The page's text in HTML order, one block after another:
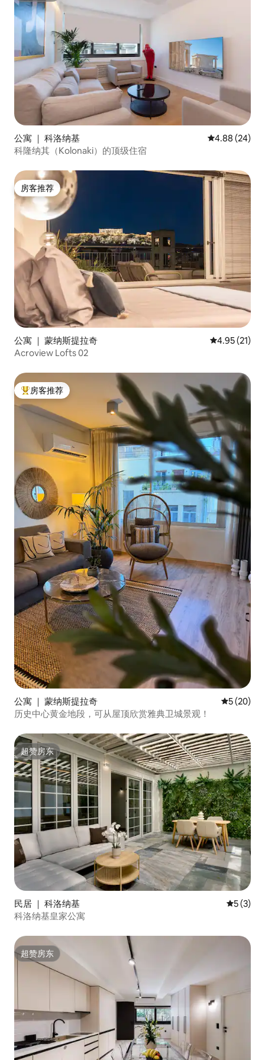
公寓 ｜ 科洛纳基 平均评分 4.88
4.88 (24)
科隆纳其（Kolonaki）的顶级住宿
房客推荐
房客推荐
公寓 ｜ 蒙纳斯提拉奇 平均评分
4.95 (21)
Acroview Lofts 02
热门「房客推荐」
房客推荐
公寓 ｜ 蒙纳斯提拉奇 平均评分
5 (20)
历史中心黄金地段，可从屋顶欣赏雅典卫城景观！
超赞房东
超赞房东
民居 ｜ 科洛纳基 平均评分
5 (3)
科洛纳基皇家公寓
超赞房东
超赞房东